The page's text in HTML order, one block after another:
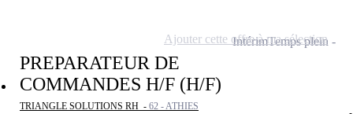
PREPARATEUR DE
COMMANDES H/F (H/F)
TRIANGLE SOLUTIONS RH - 62 - ATHIES
IntérimTemps plein
Ajouter cette offre à ma sélection